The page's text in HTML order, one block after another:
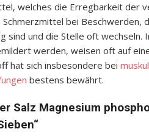
welches die Erregbarkeit der
bei Beschwerden,
sind und die Stelle oft wechseln.
werden, weisen oft auf
hat sich insbesondere bei
bestens bewährt.
Salz Magnesium